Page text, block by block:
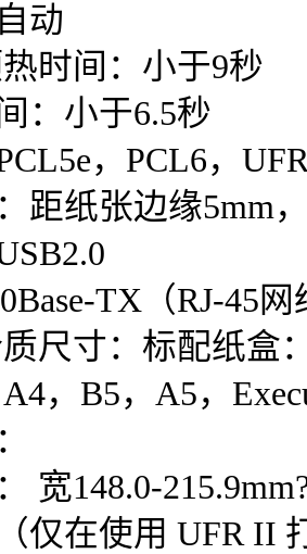
动
时间：小于9秒
：小于6.5秒
，PCL6，
距纸张边缘5mm
TX（RJ-45
尺寸：标配纸盒
，B5，A5，
宽148.0-
仅在使用 UFR II